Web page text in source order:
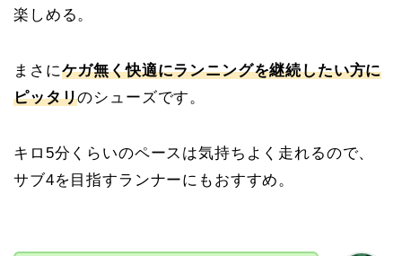
楽しめる。
まさにケガ無く快適にランニングを継続したい方に
ピッタリのシューズです。
キロ5分くらいのペースは気持ちよく走れるので、
サブ4を目指すランナーにもおすすめ。